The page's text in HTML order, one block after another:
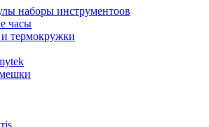
наборы инструментоов
часы
термокружки